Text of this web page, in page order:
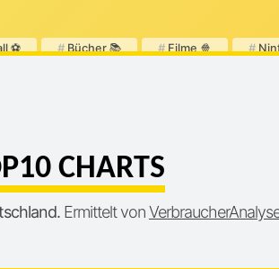
⚽ # Bücher 📚 # Filme 🍿 #
CHARTS
Ermittelt von